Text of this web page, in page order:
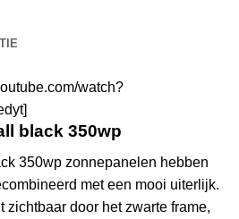
watch?
black 350wp
350wp zonnepanelen hebben
met een mooi uiterlijk.
zichtbaar door het zwarte frame,